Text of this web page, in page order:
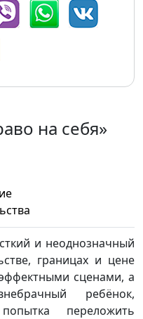
на себя»
и неоднозначный
границах и цене
сценами, а
ребёнок,
переложить